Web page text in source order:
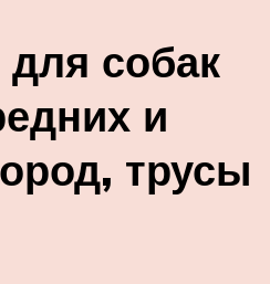
собак
и
трусы